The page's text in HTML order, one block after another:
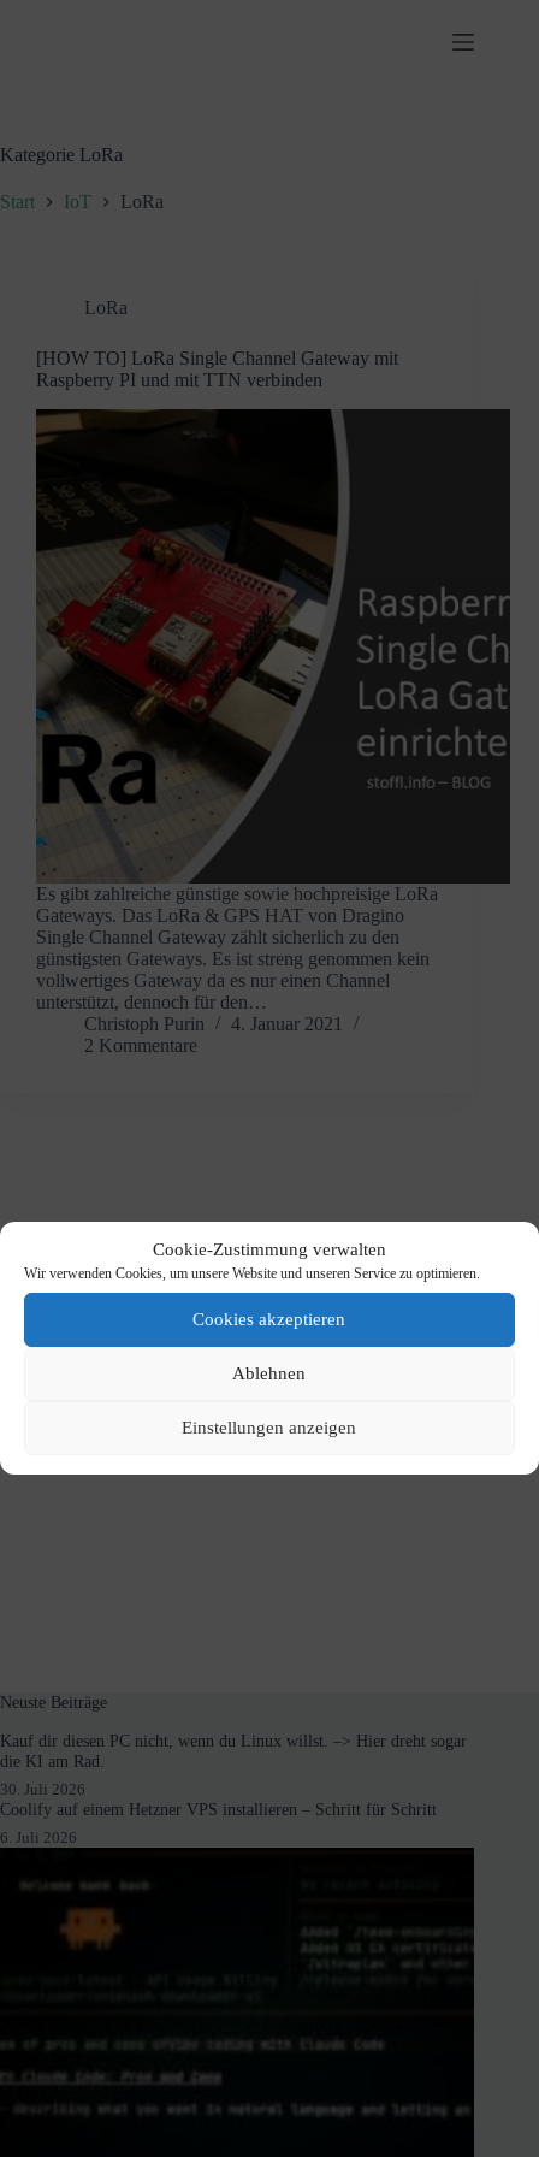
Cookie-Zustimmung verwalten
Wir verwenden Cookies, um unsere Website und unseren Service zu optimieren.
Cookies akzeptieren
Ablehnen
Einstellungen anzeigen
Kategorie LoRa
Start IoT LoRa
LoRa
[HOW TO] LoRa Single Channel Gateway mit
Raspberry PI und mit TTN verbinden
Es gibt zahlreiche günstige sowie hochpreisige LoRa
Gateways. Das LoRa & GPS HAT von Dragino
Single Channel Gateway zählt sicherlich zu den
günstigsten Gateways. Es ist streng genommen kein
vollwertiges Gateway da es nur einen Channel
unterstützt, dennoch für den…
Christoph Purin
4. Januar 2021
2 Kommentare
Neuste Beiträge
Kauf dir diesen PC nicht, wenn du Linux willst. –> Hier dreht sogar
die KI am Rad.
30. Juli 2026
Coolify auf einem Hetzner VPS installieren – Schritt für Schritt
6. Juli 2026